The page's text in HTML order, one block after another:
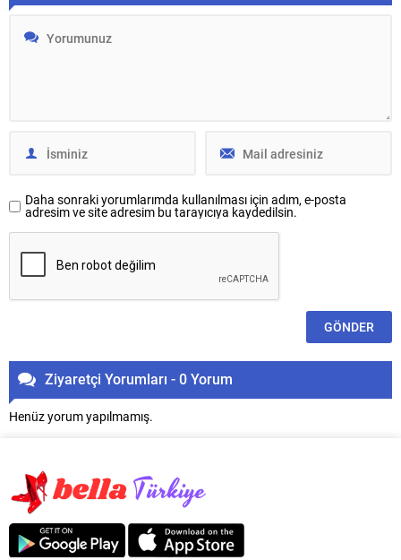
Daha sonraki yorumlarımda kullanılması için adım, e-posta
adresim ve site adresim bu tarayıcıya kaydedilsin.
Ziyaretçi Yorumları - 0 Yorum
Henüz yorum yapılmamış.